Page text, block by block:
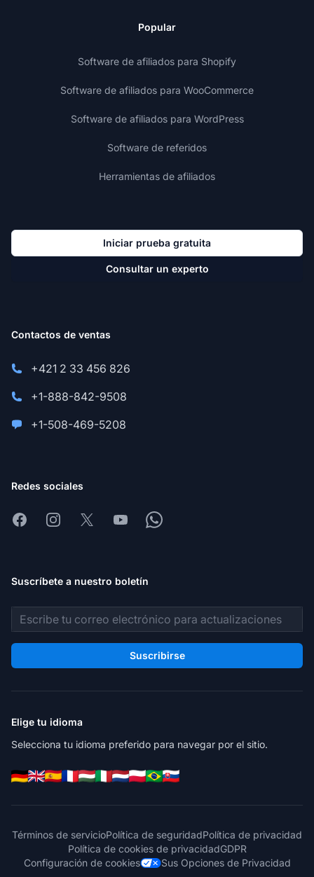
Popular
Software de afiliados para Shopify
Software de afiliados para WooCommerce
Software de afiliados para WordPress
Software de referidos
Herramientas de afiliados
Iniciar prueba gratuita
Consultar un experto
Contactos de ventas
+421 2 33 456 826
+1-888-842-9508
+1-508-469-5208
Redes sociales
FacebookInstagram
X YoutubeWhatsapp
Suscríbete a nuestro boletín
Dirección de correo electrónico
Suscribirse
Elige tu idioma
Selecciona tu idioma preferido para navegar por el sitio.
Términos de servicioPolítica de seguridadPolítica de privacidad
Política de cookies de privacidadGDPR
Configuración de cookies
Sus Opciones de Privacidad